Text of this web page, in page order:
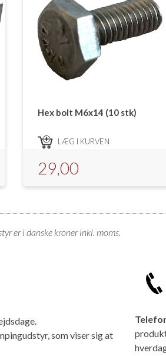
Hex bolt M6x14 (10 stk)
LÆG I KURVEN
29,00
er i danske kroner inkl. moms.
som viser sig at